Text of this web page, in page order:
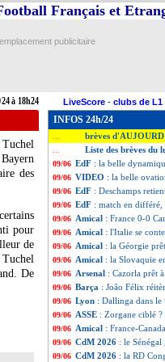
à 18h24
Français et
emplacement publicitaire
LiveScore - clubs de L1
Tuchel
des
pour
de
De
INFOS 24h/24
brèves
Liste des brèves du
09/06 EdF : la belle
09/06 VIDEO : la belle
09/06 EdF : Deschamps
09/06 EdF : match en différé,
09/06 Amical : France 0-0
09/06 Amical : l'Italie se
09/06 Amical : la Géorgie
09/06 Amical : la Slovaquie
09/06 Arsenal : Cazorla prêt
09/06 Barça : João Félix
09/06 Lyon : Dallinga dans le
09/06 ASSE : Zorgane ciblé ?
09/06 Amical : France-
09/06 CdM 2026 : le
09/06 CdM 2026 : la RD